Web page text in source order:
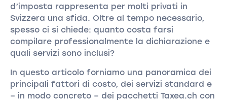
d’imposta rappresenta per molti privati in
Svizzera una sfida. Oltre al tempo necessario,
spesso ci si chiede: quanto costa farsi
compilare professionalmente la dichiarazione e
quali servizi sono inclusi?
In questo articolo forniamo una panoramica dei
principali fattori di costo, dei servizi standard e
– in modo concreto – dei pacchetti Taxea.ch con